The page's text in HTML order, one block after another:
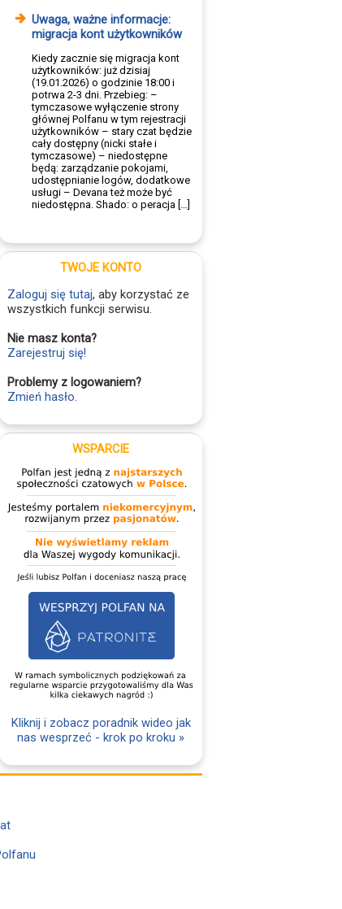
Uwaga, ważne informacje:
migracja kont użytkowników
Kiedy zacznie się migracja kont
użytkowników: już dzisiaj
(19.01.2026) o godzinie 18:00 i
potrwa 2-3 dni. Przebieg: –
tymczasowe wyłączenie strony
głównej Polfanu w tym rejestracji
użytkowników – stary czat będzie
cały dostępny (nicki stałe i
tymczasowe) – niedostępne
będą: zarządzanie pokojami,
udostępnianie logów, dodatkowe
usługi – Devana też może być
niedostępna. Shado: o peracja […]
TWOJE KONTO
Zaloguj się tutaj, aby korzystać ze
wszystkich funkcji serwisu.
Nie masz konta?
Zarejestruj się!
Problemy z logowaniem?
Zmień hasło.
WSPARCIE
Kliknij i zobacz poradnik wideo jak
nas wesprzeć - krok po kroku »